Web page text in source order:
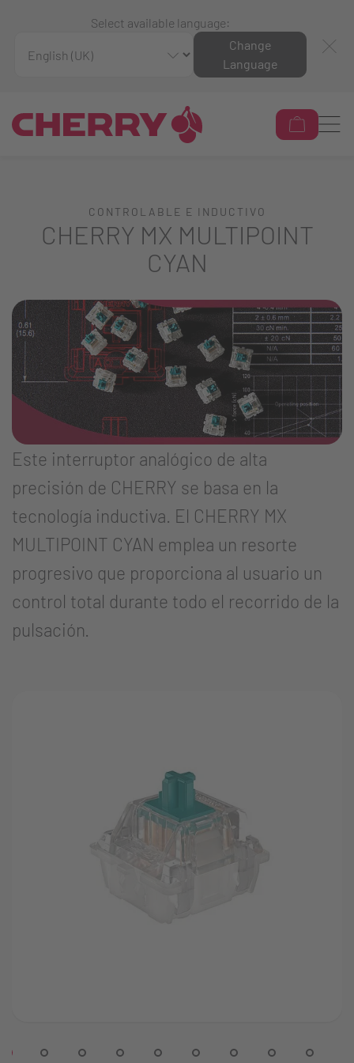
Select available language:
Change
Language
CONTROLABLE E INDUCTIVO
CHERRY MX MULTIPOINT
CYAN
Este interruptor analógico de alta
precisión de CHERRY se basa en la
tecnología inductiva. El CHERRY MX
MULTIPOINT CYAN emplea un resorte
progresivo que proporciona al usuario un
control total durante todo el recorrido de la
pulsación.